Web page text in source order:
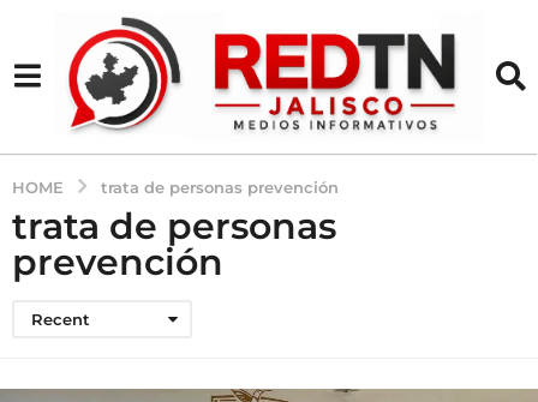
HOME trata de personas prevención
trata de personas
prevención
Recent